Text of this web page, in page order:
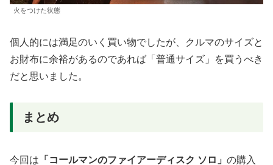
火をつけた状態
個人的には満足のいく買い物でしたが、クルマのサイズと
お財布に余裕があるのであれば「普通サイズ」を買うべき
だと思いました。
まとめ
今回は 「コールマンのファイアーディスク ソロ」 の購入